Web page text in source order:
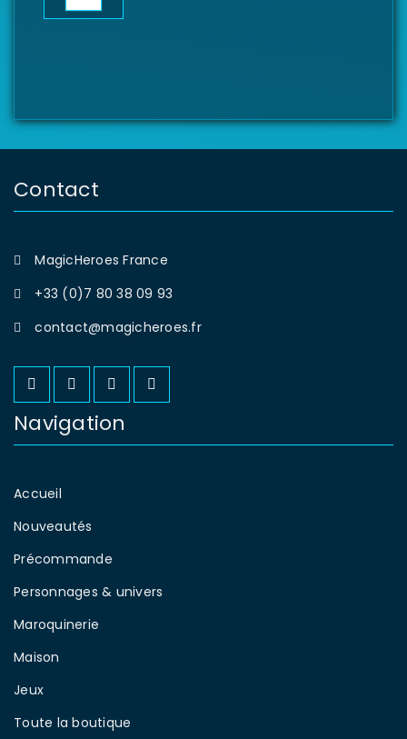
Contact
MagicHeroes France
+33 (0)7 80 38 09 93
contact@magicheroes.fr
Navigation
Accueil
Nouveautés
Précommande
Personnages & univers
Maroquinerie
Maison
Jeux
Toute la boutique